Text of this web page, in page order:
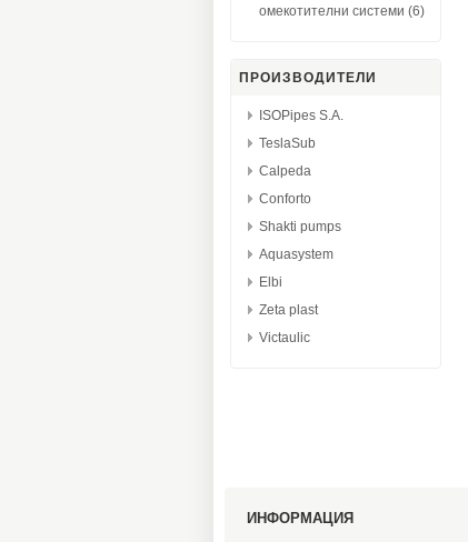
омекотителни системи (6)
ПРОИЗВОДИТЕЛИ
ISOPipes S.A.
TeslaSub
Calpeda
Conforto
Shakti pumps
Aquasystem
Elbi
Zeta plast
Victaulic
ИНФОРМАЦИЯ